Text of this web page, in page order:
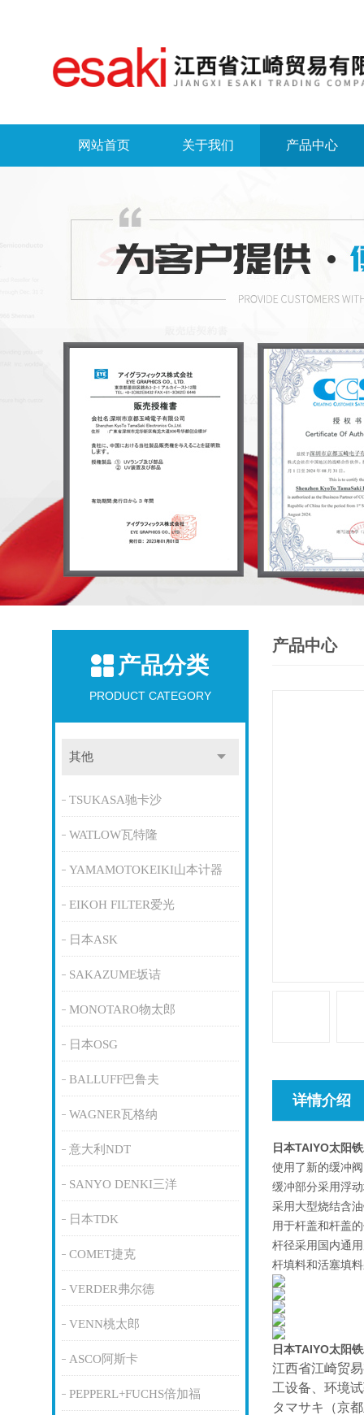
网站首页 关于我们 产品中心
产品分类
PRODUCT CATEGORY
其他
TSUKASA驰卡沙
WATLOW瓦特隆
YAMAMOTOKEIKI山本计器
EIKOH FILTER爱光
日本ASK
SAKAZUME坂诘
MONOTARO物太郎
日本OSG
BALLUFF巴鲁夫
WAGNER瓦格纳
意大利NDT
SANYO DENKI三洋
日本TDK
COMET捷克
VERDER弗尔德
VENN桃太郎
ASCO阿斯卡
PEPPERL+FUCHS倍加福
产品中心
详情介绍
日本TAIYO太阳
使用了新的缓冲
缓冲部分采用浮
采用大型烧结含
用于杆盖和杆盖
杆径采用国内通
杆填料和活塞填
日本TAIYO太阳
江西省江崎贸
工设备、环境
タマサキ（京